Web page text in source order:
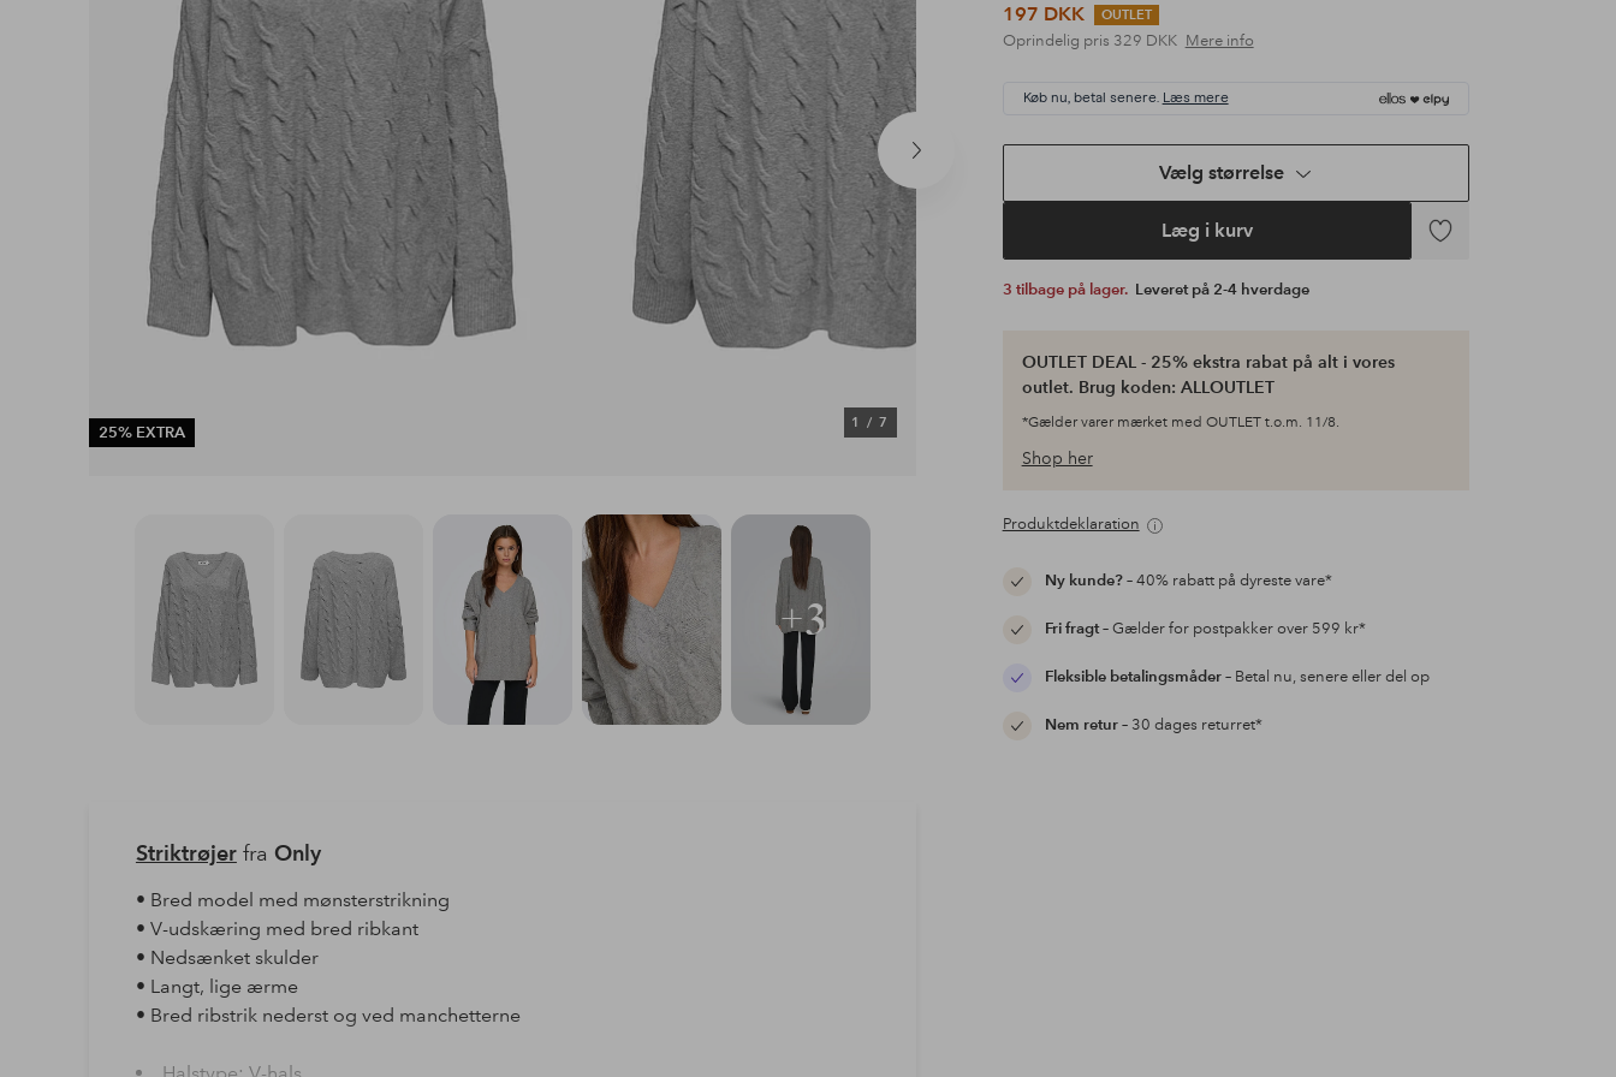
Næste
25% EXTRA
1/ 7
197 DKK
OUTLET
Oprindelig pris 329 DKK Mere info
Køb nu, betal senere. Læs mere
Vælg størrelse
Læg i kurv
Tilføj
3 tilbage på lager. Leveret på 2-4 hverdage
OUTLET DEAL - 25% ekstra rabat på alt i vores
outlet. Brug koden: ALLOUTLET
*Gælder varer mærket med OUTLET t.o.m. 11/8.
Shop her
Produktdeklaration
Ny kunde?– 40% rabatt på dyreste vare*
Fri fragt– Gælder for postpakker over 599 kr*
Fleksible betalingsmåder– Betal nu, senere eller del op
Nem retur– 30 dages returret*
+3
Striktrøjerfra Only
• Bred model med mønsterstrikning
• V-udskæring med bred ribkant
• Nedsænket skulder
• Langt, lige ærme
• Bred ribstrik nederst og ved manchetterne